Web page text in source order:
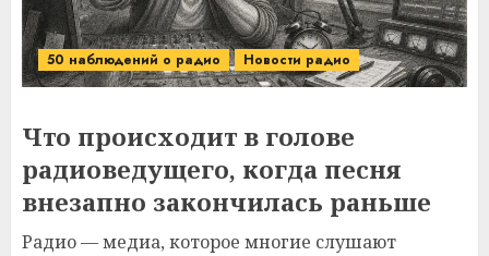
50 наблюдений о радио Новости радио
Что происходит в голове
радиоведущего, когда песня
внезапно закончилась раньше
Радио — медиа, которое многие слушают